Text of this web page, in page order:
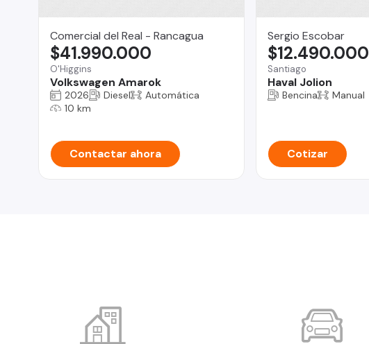
Comercial del Real - Rancagua
O'Higgins
Volkswagen Amarok
$41.990.000
2026 Diesel
Automática
10 km
Contactar ahora
Sergio Escobar
Santiago
Haval Jolion
$12.490.000
Bencina Manual
Cotizar